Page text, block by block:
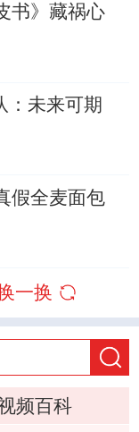
书》藏祸心
：未来可期
假全麦面包
一换
频百科